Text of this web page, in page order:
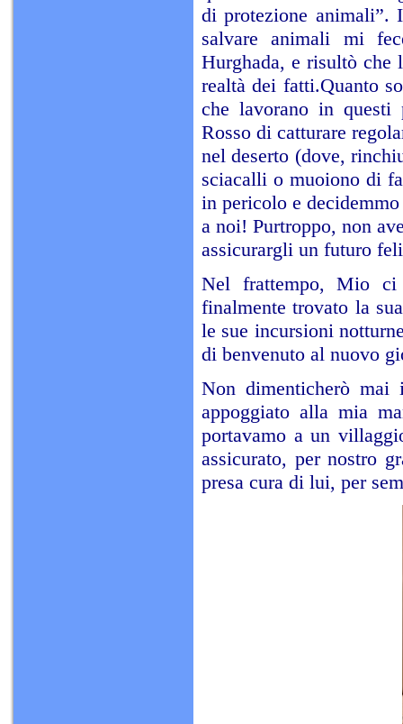
di protezione animali”.
salvare animali mi
Hurghada, e risultò che
realtà dei fatti.Quanto
che lavorano in
Rosso di catturare
nel deserto (dove,
sciacalli o muoiono di
in pericolo e
a noi! Purtroppo, non
assicurargli un futuro
Nel frattempo, Mio ci
finalmente trovato la
le sue incursioni
di benvenuto al nuovo
Non dimenticherò
appoggiato alla mia
portavamo a un
assicurato, per nostro
presa cura di lui, per